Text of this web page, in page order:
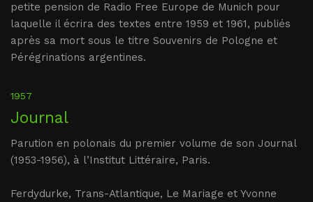
petite pension de Radio Free Europe de Munich pour
laquelle il écrira des textes entre 1959 et 1961, publiés
après sa mort sous le titre Souvenirs de Pologne et
Pérégrinations argentines.
1957
Journal
Parution en polonais du premier volume de son Journal
(1953-1956), à l’Institut Littéraire, Paris.
Ferdydurke, Trans-Atlantique, Le Mariage et Yvonne